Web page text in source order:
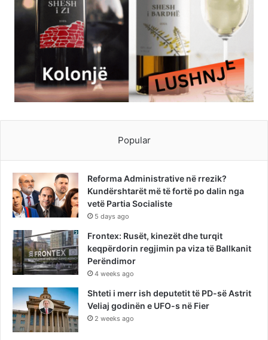
Popular
Reforma Administrative në rrezik?
Kundërshtarët më të fortë po dalin nga
vetë Partia Socialiste
5 days ago
Frontex: Rusët, kinezët dhe turqit
keqpërdorin regjimin pa viza të Ballkanit
Perëndimor
4 weeks ago
Shteti i merr ish deputetit të PD-së Astrit
Veliaj godinën e UFO-s në Fier
2 weeks ago